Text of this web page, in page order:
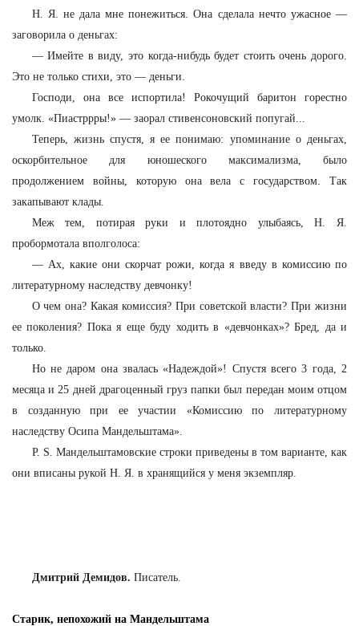
Н. Я. не дала мне понежиться. Она сделала нечто ужасное —
заговорила о деньгах:
—Имейте в виду, это когда-нибудь будет стоить очень дорого.
Это не только стихи, это — деньги.
Господи, она все испортила! Рокочущий баритон горестно
умолк. «Пиастррры!» — заорал стивенсоновский попугай...
Теперь, жизнь спустя, я ее понимаю: упоминание о деньгах,
оскорбительное для юношеского максимализма, было
продолжением войны, которую она вела с государством. Так
закапывают клады.
Меж тем, потирая руки и плотоядно улыбаясь, Н. Я.
пробормотала вполголоса:
— Ах, какие они скорчат рожи, когда я введу в комиссию по
литературному наследству девчонку!
О чем она? Какая комиссия? При советской власти? При жизни
ее поколения? Пока я еще буду ходить в «девчонках»? Бред, да и
только.
Но не даром она звалась «Надеждой»! Спустя всего 3 года, 2
месяца и 25 дней драгоценный груз папки был передан моим отцом
в созданную при ее участии «Комиссию по литературному
наследству Осипа Мандельштама».
P. S. Мандельштамовские строки приведены в том варианте, как
они вписаны рукой Н. Я. в хранящийся у меня экземпляр.
Дмитрий Демидов. Писатель.
Старик, непохожий на Мандельштама